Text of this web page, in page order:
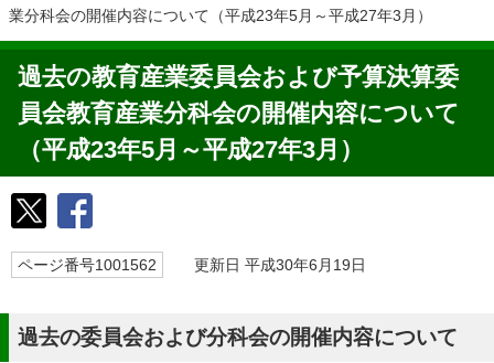
業分科会の開催内容について（平成23年5月～平成27年3月）
過去の教育産業委員会および予算決算委
員会教育産業分科会の開催内容について
（平成23年5月～平成27年3月）
ページ番号1001562 更新日 平成30年6月19日
過去の委員会および分科会の開催内容について